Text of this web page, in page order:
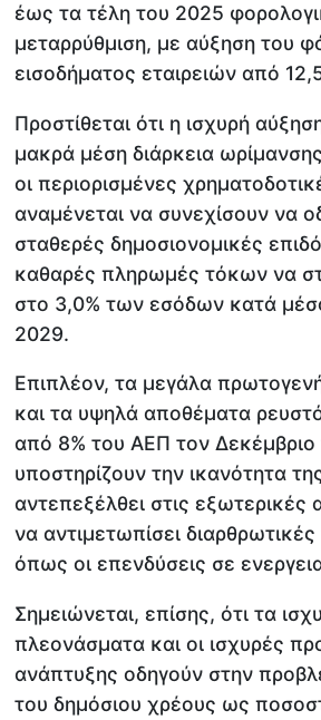
έως τα τέλη του 2025
μεταρρύθμιση, με αύξηση του
εισοδήματος εταιρειών από
Προστίθεται ότι η ισχυρή
μακρά μέση διάρκεια
οι περιορισμένες
αναμένεται να συνεχίσουν να
σταθερές δημοσιονομικές
καθαρές πληρωμές τόκων να
στο 3,0% των εσόδων κατά
2029.
Επιπλέον, τα μεγάλα
και τα υψηλά αποθέματα
από 8% του ΑΕΠ τον
υποστηρίζουν την ικανότητα
αντεπεξέλθει στις εξωτερικές
να αντιμετωπίσει
όπως οι επενδύσεις σε
Σημειώνεται, επίσης, ότι τα
πλεονάσματα και οι ισχυρές
ανάπτυξης οδηγούν στην
του δημόσιου χρέους ως